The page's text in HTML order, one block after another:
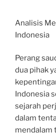
Analisis
Indonesia
Perang
dua pihak
Indonesia
sejarah
dalam
mendalam